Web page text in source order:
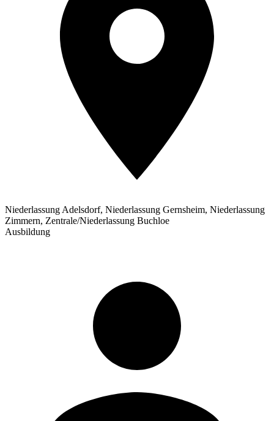
Niederlassung Adelsdorf, Niederlassung Gernsheim, Niederlassung
Zimmern, Zentrale/Niederlassung Buchloe
Ausbildung